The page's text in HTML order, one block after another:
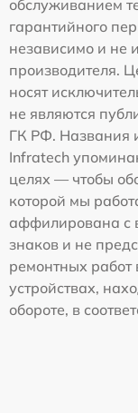
обслуживанием
гарантийного
независимо и не
производителя.
носят
не являются
ГК РФ. Названия
Infratech
целях — чтобы
которой мы
аффилирована с
знаков и не
ремонтных работ
устройствах,
обороте, в